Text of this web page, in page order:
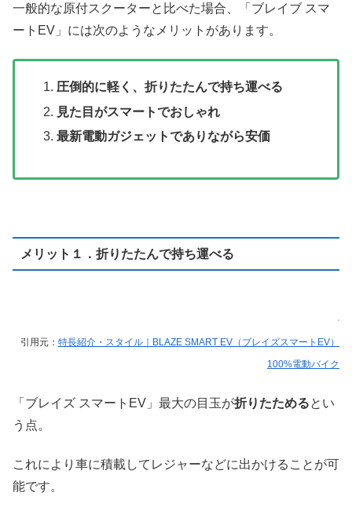
一般的な原付スクーターと比べた場合、「ブレイブ スマ
ートEV」には次のようなメリットがあります。
圧倒的に軽く、折りたたんで持ち運べる
見た目がスマートでおしゃれ
最新電動ガジェットでありながら安価
メリット１．折りたたんで持ち運べる
引用元： 特長紹介・スタイル｜BLAZE SMART EV（ブレイズスマートEV）
100%電動バイク
「ブレイズ スマートEV」最大の目玉が折りたためるとい
う点。
これにより車に積載してレジャーなどに出かけることが可
能です。